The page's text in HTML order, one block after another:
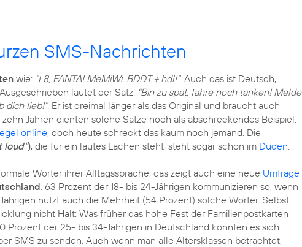
SMS-Nachrichten
wie: "L8, FANTA! MeMiWi. BDDT + hdl!". Auch das ist Deutsch,
lautet der Satz: "Bin zu spät, fahre noch tanken! Melde
dich lieb!". Er ist dreimal länger als das Original und braucht auch
Jahren dienten solche Sätze noch als abschreckendes Beispiel.
online, doch heute schreckt das kaum noch jemand. Die
loud"), die für ein lautes Lachen steht, steht sogar schon im Duden.
Wörter ihrer Alltagssprache, das zeigt auch eine neue Umfrage
. 63 Prozent der 18- bis 24-Jährigen kommunizieren so, wenn
nutzt auch die Mehrheit (54 Prozent) solche Wörter. Selbst
nicht Halt: Was früher das hohe Fest der Familienpostkarten
Prozent der 25- bis 34-Jährigen in Deutschland könnten es sich
SMS zu senden. Auch wenn man alle Altersklassen betrachtet,